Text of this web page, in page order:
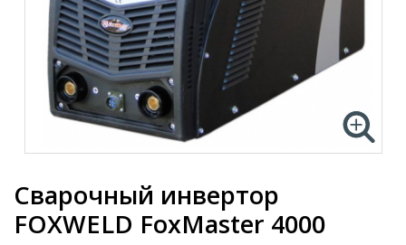
Сварочный инвертор
FOXWELD FoxMaster 4000